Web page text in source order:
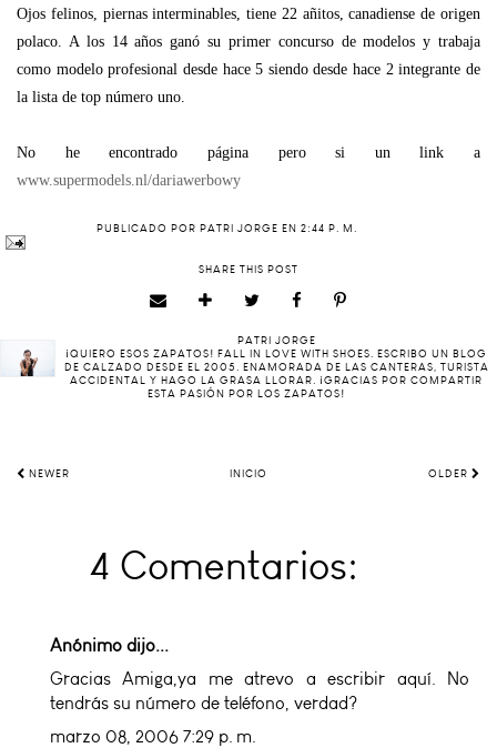
Ojos felinos, piernas interminables, tiene 22 añitos, canadiense de origen
polaco. A los 14 años ganó su primer concurso de modelos y trabaja
como modelo profesional desde hace 5 siendo desde hace 2 integrante de
la lista de top número uno.
No he encontrado página pero si un link a
www.supermodels.nl/dariawerbowy
PUBLICADO POR PATRI JORGE EN 2:44 P. M.
SHARE THIS POST
PATRI JORGE
¡QUIERO ESOS ZAPATOS! FALL IN LOVE WITH SHOES. ESCRIBO UN BLOG
DE CALZADO DESDE EL 2005. ENAMORADA DE LAS CANTERAS, TURISTA
ACCIDENTAL Y HAGO LA GRASA LLORAR. ¡GRACIAS POR COMPARTIR
ESTA PASIÓN POR LOS ZAPATOS!
NEWER INICIO OLDER
4 Comentarios:
Anónimo dijo...
Gracias Amiga,ya me atrevo a escribir aquí. No
tendrás su número de teléfono, verdad?
marzo 08, 2006 7:29 p. m.